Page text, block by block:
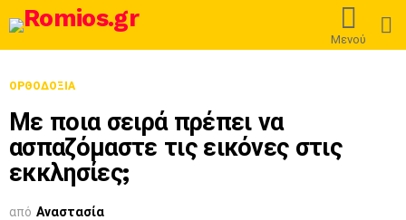
Μενού
ΟΡΘΟΔΟΞΊΑ
Με ποια σειρά πρέπει να
ασπαζόμαστε τις εικόνες στις
εκκλησίες;
από Αναστασία